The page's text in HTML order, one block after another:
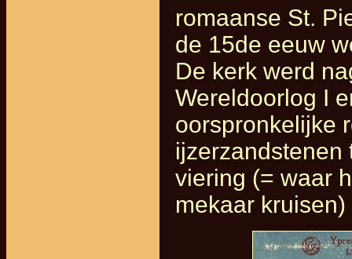
romaanse St.
de 15de eeuw
De kerk werd
Wereldoorlog I
oorspronkelijke
ijzerzandstenen
viering (= waar
mekaar